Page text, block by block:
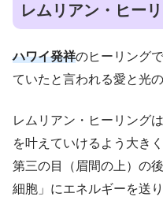
レムリアン・ヒー
ハワイ発祥のヒーリング
ていたと言われる愛と光
レムリアン・ヒーリング
を叶えていけるよう大き
第三の目（眉間の上）の
細胞」にエネルギーを送